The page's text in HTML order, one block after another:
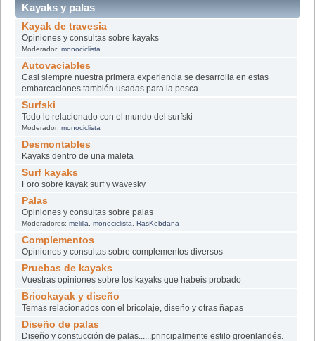
Kayaks y palas
Kayak de travesia
Opiniones y consultas sobre kayaks
Moderador: monociclista
Autovaciables
Casi siempre nuestra primera experiencia se desarrolla en estas
embarcaciones también usadas para la pesca
Surfski
Todo lo relacionado con el mundo del surfski
Moderador: monociclista
Desmontables
Kayaks dentro de una maleta
Surf kayaks
Foro sobre kayak surf y wavesky
Palas
Opiniones y consultas sobre palas
Moderadores: melilla monociclista RasKebdana
Complementos
Opiniones y consultas sobre complementos diversos
Pruebas de kayaks
Vuestras opiniones sobre los kayaks que habeis probado
Bricokayak y diseño
Temas relacionados con el bricolaje, diseño y otras ñapas
Diseño de palas
Diseño y constucción de palas......principalmente estilo groenlandés.